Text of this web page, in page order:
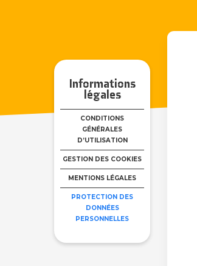
Informations
légales
CONDITIONS
GÉNÉRALES
D’UTILISATION
GESTION DES COOKIES
MENTIONS LÉGALES
PROTECTION DES
DONNÉES
PERSONNELLES